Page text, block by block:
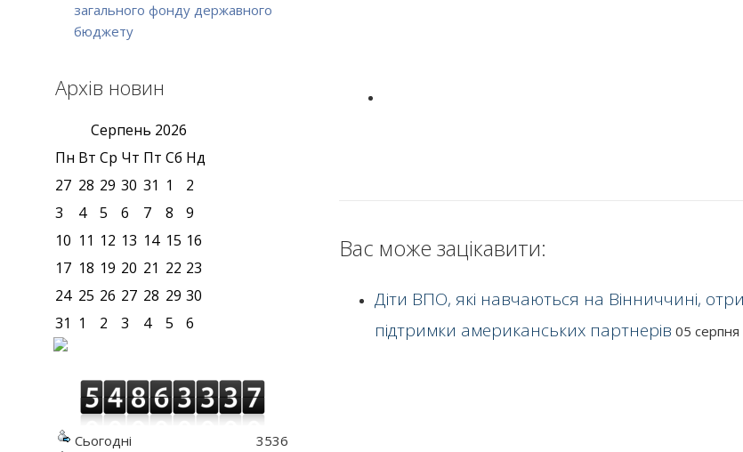
загального фонду державного
бюджету
Архів новин
Серпень 2026
Пн Вт Ср Чт Пт Сб Нд
27 28 29 30 31 1
2
3
4 5 6 7 8
9
10 11 12 13 14 15 16
17 18 19 20 21 22 23
24 25 26 27 28 29 30
31 1 2 3 4 5 6
Сьогодні
3536
Вас може зацікавити:
Діти ВПО, які навчаються на Вінниччині,
підтримки американських партнерів 05